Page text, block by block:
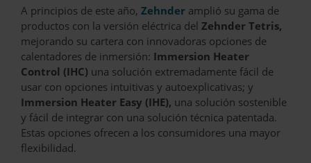
A principios de este año, Zehnder amplió su gama de
productos con la versión eléctrica del Zehnder Tetris,
mejorando su cartera con innovadoras opciones de
calentadores de inmersión: Immersion Heater
Control (IHC) una solución extremadamente fácil de
usar con opciones intuitivas y autoexplicativas; y
Immersion Heater Easy (IHE), una solución sostenible
y fácil de integrar con una solución técnica patentada.
Estas opciones ofrecen a los consumidores una mayor
flexibilidad.